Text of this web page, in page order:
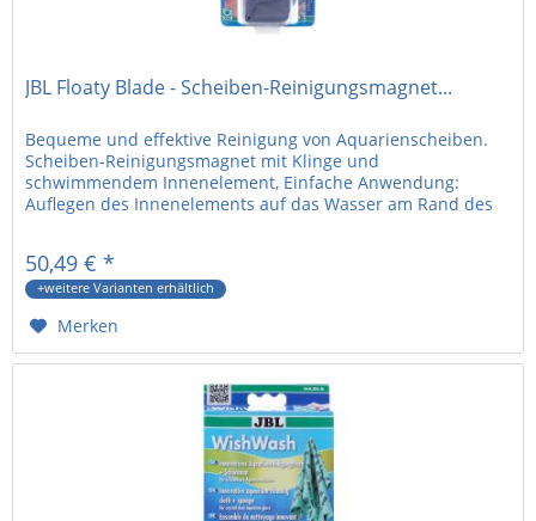
JBL Floaty Blade - Scheiben-Reinigungsmagnet...
Bequeme und effektive Reinigung von Aquarienscheiben.
Scheiben-Reinigungsmagnet mit Klinge und
schwimmendem Innenelement, Einfache Anwendung:
Auflegen des Innenelements auf das Wasser am Rand des
50,49 € *
+weitere Varianten erhältlich
Merken